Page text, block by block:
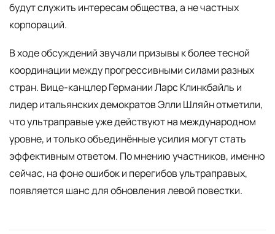
будут служить интересам общества, а не частных
корпораций.
В ходе обсуждений звучали призывы к более тесной
координации между прогрессивными силами разных
стран. Вице-канцлер Германии Ларс Клинкбайль и
лидер итальянских демократов Элли Шляйн отметили,
что ультраправые уже действуют на международном
уровне, и только объединённые усилия могут стать
эффективным ответом. По мнению участников, именно
сейчас, на фоне ошибок и перегибов ультраправых,
появляется шанс для обновления левой повестки.